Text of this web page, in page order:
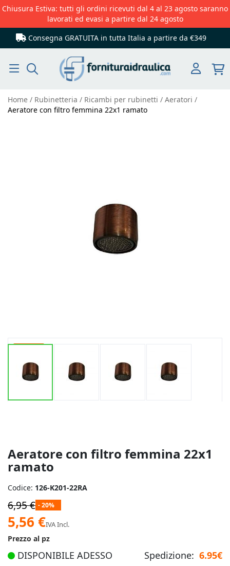
Chiusura Estiva: tutti gli ordini ricevuti dal 4 al 23 agosto saranno
lavorati ed evasi a partire dal 24 agosto
Consegna GRATUITA in tutta Italia a partire da €349
Home Rubinetteria Ricambi per rubinetti
Aeratori
Aeratore con filtro femmina 22x1 ramato
Aeratore con filtro femmina 22x1
ramato
immagini
Codice: 126-K201-22RA
6,95 € - 20%
Prezzo
speciale
5,56 €IVA Incl.
Prezzo al pz
DISPONIBILE ADESSO Spedizione: 6.95€